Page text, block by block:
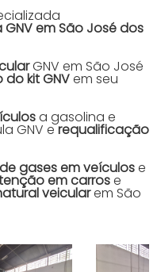
em São José dos
GNV em São José
kit GNVem seu
a gasolina e
GNV erequalificação
gases em veículose
em carrose
veicularem São